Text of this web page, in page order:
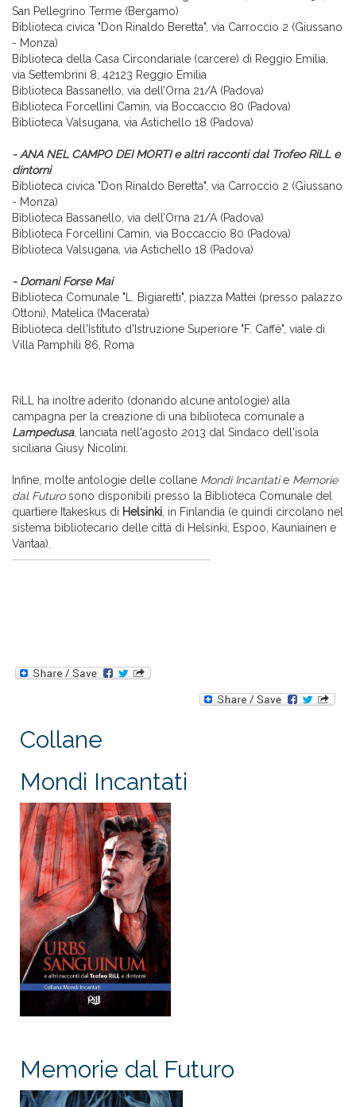
San Pellegrino Terme (Bergamo)
Biblioteca civica "Don Rinaldo Beretta", via Carroccio 2 (Giussano
- Monza)
Biblioteca della Casa Circondariale (carcere) di Reggio Emilia,
via Settembrini 8, 42123 Reggio Emilia
Biblioteca Bassanello, via dell’Orna 21/A (Padova)
Biblioteca Forcellini Camin, via Boccaccio 80 (Padova)
Biblioteca Valsugana, via Astichello 18 (Padova)
- ANA NEL CAMPO DEI MORTI e altri racconti dal Trofeo RiLL e
dintorni
Biblioteca civica "Don Rinaldo Beretta", via Carroccio 2 (Giussano
- Monza)
Biblioteca Bassanello, via dell’Orna 21/A (Padova)
Biblioteca Forcellini Camin, via Boccaccio 80 (Padova)
Biblioteca Valsugana, via Astichello 18 (Padova)
- Domani Forse Mai
Biblioteca Comunale "L. Bigiaretti", piazza Mattei (presso palazzo
Ottoni), Matelica (Macerata)
Biblioteca dell'Istituto d'Istruzione Superiore "F. Caffè", viale di
Villa Pamphili 86, Roma
RiLL ha inoltre aderito (donando alcune antologie) alla
campagna per la creazione di una biblioteca comunale a
Lampedusa, lanciata nell'agosto 2013 dal Sindaco dell'isola
siciliana Giusy Nicolini.
Infine, molte antologie delle collane Mondi Incantatie Memorie
dal Futurosono disponibili presso la Biblioteca Comunale del
quartiere Itakeskus di Helsinki , in Finlandia (e quindi circolano nel
sistema bibliotecario delle città di Helsinki, Espoo, Kauniainen e
Vantaa).
Collane
Mondi Incantati
Memorie dal Futuro